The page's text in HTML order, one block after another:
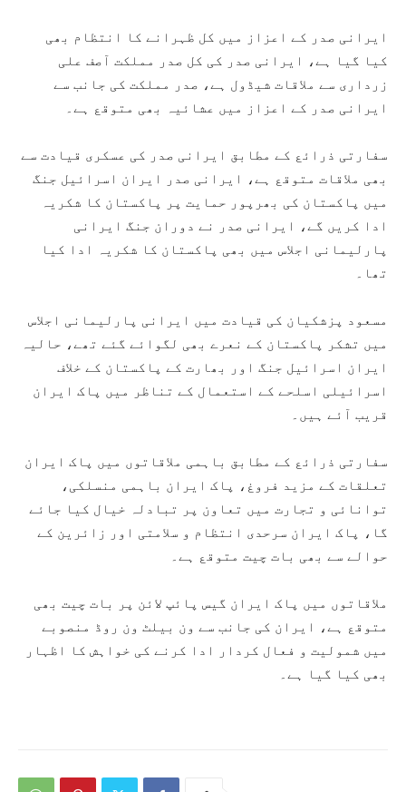
ایرانی صدر کے اعزاز میں کل ظہرانے کا انتظام بھی
کیا گیا ہے، ایرانی صدر کی کل صدر مملکت آصف علی
زرداری سے ملاقات شیڈول ہے، صدر مملکت کی جانب سے
ایرانی صدر کے اعزاز میں عشائیہ بھی متوقع ہے۔
سفارتی ذرائع کے مطابق ایرانی صدر کی عسکری قیادت سے
بھی ملاقات متوقع ہے، ایرانی صدر ایران اسرائیل جنگ
میں پاکستان کی بھرپور حمایت پر پاکستان کا شکریہ
ادا کریں گے، ایرانی صدر نے دوران جنگ ایرانی
پارلیمانی اجلاس میں بھی پاکستان کا شکریہ ادا کیا
تھا۔
مسعود پزشکیان کی قیادت میں ایرانی پارلیمانی اجلاس
میں تشکر پاکستان کے نعرے بھی لگوائے گئے تھے، حالیہ
ایران اسرائیل جنگ اور بھارت کے پاکستان کے خلاف
اسرائیلی اسلحے کے استعمال کے تناظر میں پاک ایران
قریب آئے ہیں۔
سفارتی ذرائع کے مطابق باہمی ملاقاتوں میں پاک ایران
تعلقات کے مزید فروغ، پاک ایران باہمی منسلکی،
توانائی و تجارت میں تعاون پر تبادلہ خیال کیا جائے
گا، پاک ایران سرحدی انتظام و سلامتی اور زائرین کے
حوالے سے بھی بات چیت متوقع ہے۔
ملاقاتوں میں پاک ایران گیس پائپ لائن پر بات چیت بھی
متوقع ہے، ایران کی جانب سے ون بیلٹ ون روڈ منصوبے
میں شمولیت و فعال کردار ادا کرنے کی خواہش کا اظہار
بھی کیا گیا ہے۔